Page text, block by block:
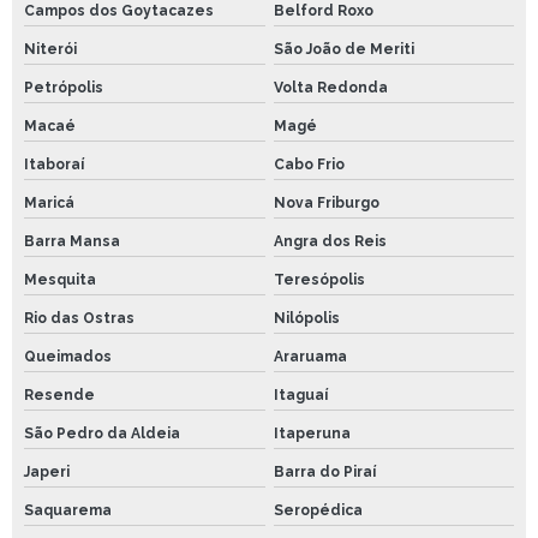
Campos dos Goytacazes Belford Roxo
Niterói São João de Meriti
Petrópolis Volta Redonda
Macaé Magé
Itaboraí Cabo Frio
Maricá Nova Friburgo
Barra Mansa Angra dos Reis
Mesquita Teresópolis
Rio das Ostras Nilópolis
Queimados Araruama
Resende Itaguaí
São Pedro da Aldeia Itaperuna
Japeri Barra do Piraí
Saquarema Seropédica